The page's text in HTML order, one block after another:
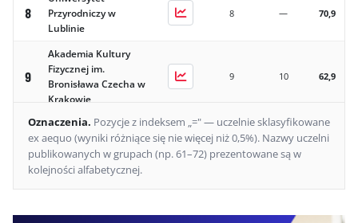
8
Przyrodniczy w
Lublinie
8 — 70,9
9
Akademia Kultury
Fizycznej im.
Bronisława Czecha w
Krakowie
9 10 62,9
10
Akademia
Wychowania
Fizycznego im.
Polskich
10 9
Oznaczenia. Pozycje z indeksem „=" — uczelnie sklasyfikowane
ex aequo (wyniki różniące się nie więcej niż 0,5%). Nazwy uczelni
publikowanych w grupach (np. 61–72) prezentowane są w
kolejności alfabetycznej.